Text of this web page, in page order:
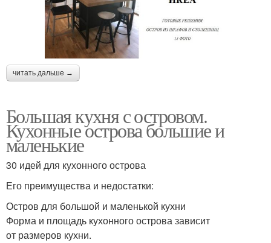
читать дальше →
Большая кухня с островом.
Кухонные острова большие и
маленькие
30 идей для кухонного острова
Его преимущества и недостатки:
Остров для большой и маленькой кухни
Форма и площадь кухонного острова зависит
от размеров кухни.